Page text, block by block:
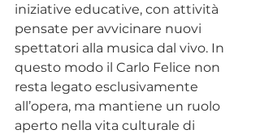
iniziative educative, con attività
pensate per avvicinare nuovi
spettatori alla musica dal vivo. In
questo modo il Carlo Felice non
resta legato esclusivamente
all’opera, ma mantiene un ruolo
aperto nella vita culturale di